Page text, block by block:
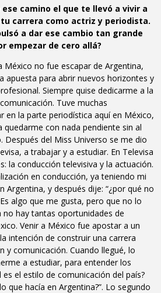
camino el que te llevó a vivir a
carrera como actriz y periodista.
a dar ese cambio tan grande
empezar de cero allá?
México no fue escapar de Argentina,
apuesta para abrir nuevos horizontes y
Siempre quise dedicarme a la
Tuve muchas
en la parte periodística aquí en México,
con nada pendiente sin al
del Miss Universo se me dio
a trabajar y a estudiar. En Televisa
la conducción televisiva y la actuación.
en conducción, ya teniendo mi
Argentina, y después dije: “¿por qué no
algo que me gusta, pero que no lo
no hay tantas oportunidades de
Venir a México fue apostar a un
intención de construir una carrera
y comunicación. Cuando llegué, lo
a estudiar, para entender los
es el estilo de comunicación del país?
que hacía en Argentina?”. Lo segundo